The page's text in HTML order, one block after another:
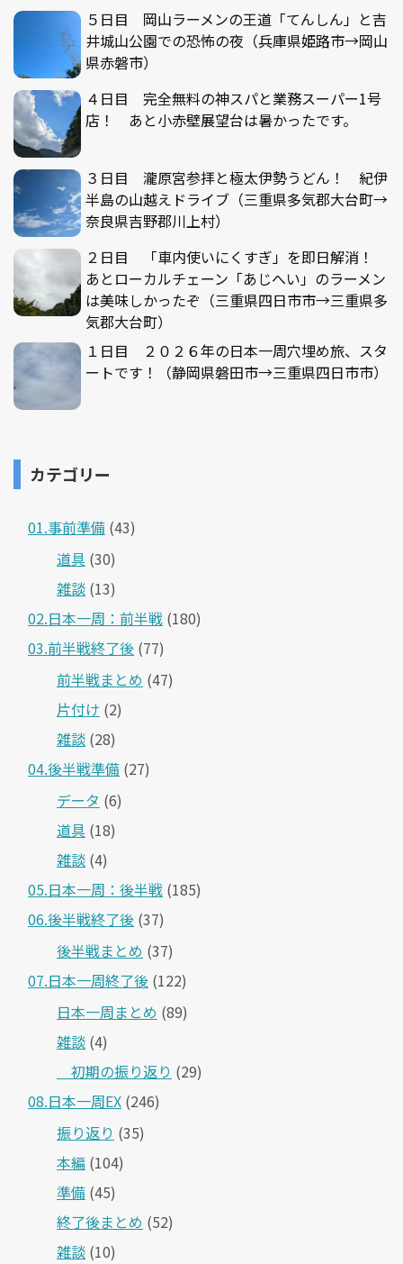
５日目 岡山ラーメンの王道「てんしん」と吉
井城山公園での恐怖の夜（兵庫県姫路市→岡山
県赤磐市）
４日目 完全無料の神スパと業務スーパー1号
店！ あと小赤壁展望台は暑かったです。
３日目 瀧原宮参拝と極太伊勢うどん！ 紀伊
半島の山越えドライブ（三重県多気郡大台町→
奈良県吉野郡川上村）
２日目 「車内使いにくすぎ」を即日解消！
あとローカルチェーン「あじへい」のラーメン
は美味しかったぞ（三重県四日市市→三重県多
気郡大台町）
１日目 ２０２６年の日本一周穴埋め旅、スタ
ートです！（静岡県磐田市→三重県四日市市）
カテゴリー
01.事前準備 (43)
道具 (30)
雑談 (13)
02.日本一周：前半戦 (180)
03.前半戦終了後 (77)
前半戦まとめ (47)
片付け (2)
雑談 (28)
04.後半戦準備 (27)
データ (6)
道具 (18)
雑談 (4)
05.日本一周：後半戦 (185)
06.後半戦終了後 (37)
後半戦まとめ (37)
07.日本一周終了後 (122)
日本一周まとめ (89)
雑談 (4)
＿初期の振り返り (29)
08.日本一周EX (246)
振り返り (35)
本編 (104)
準備 (45)
終了後まとめ (52)
雑談 (10)